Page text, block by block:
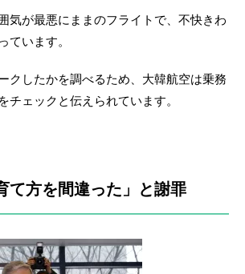
気が最悪にままのフライトで、不快きわ
ています。
クしたかを調べるため、大韓航空は乗務
チェックと伝えられています。
て方を間違った」と謝罪